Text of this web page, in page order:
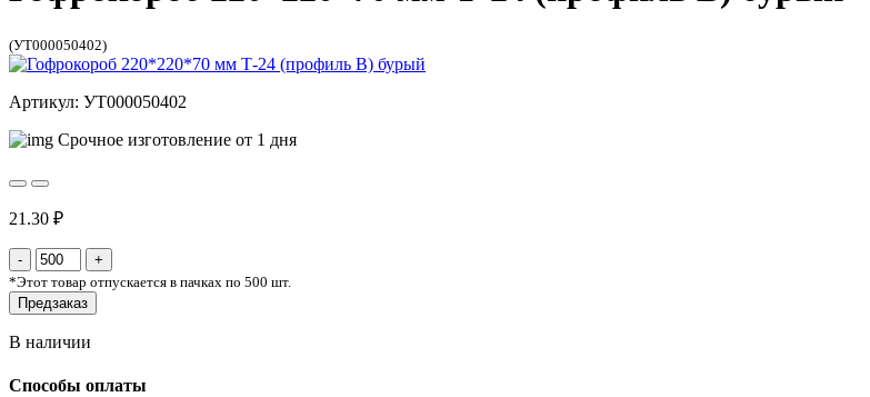
(УТ000050402)
Артикул: УТ000050402
Срочное изготовление от 1 дня
21.30 ₽
*Этот товар отпускается в пачках по 500 шт.
Предзаказ
В наличии
Способы оплаты